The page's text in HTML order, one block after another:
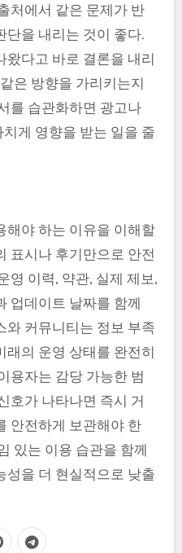
처에서 같은 문제가 반
단을 내리는 것이 좋다.
왔다고 바로 결론을 내리
은 방향을 가리키는지
를 습관화하면 광고나
게 영향을 받는 일을 줄
해야 하는 이유을 이해할
표시나 후기만으로 안전
영 이력, 약관, 실제 제보,
업데이트 날짜를 함께
와 커뮤니티는 정보 부족
래의 운영 상태를 완전히
용자는 감당 가능한 범
호가 나타나면 즉시 거
안전하게 보관해야 한
있는 이용 습관을 함께
성을 더 현실적으로 낮출